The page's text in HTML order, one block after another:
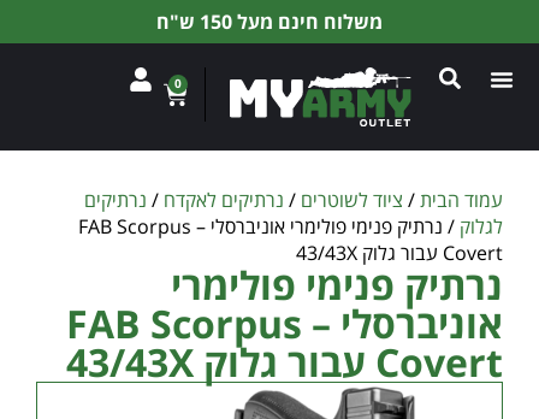
משלוח חינם מעל 150 ש"ח
0
עמוד הבית/ ציוד לשוטרים / נרתיקים לאקדח / נרתיקים
לגלוק
/ נרתיק פנימי פולימרי אוניברסלי – FAB Scorpus
Covert עבור גלוק 43/43X
נרתיק פנימי פולימרי
אוניברסלי – FAB Scorpus
Covert עבור גלוק 43/43X